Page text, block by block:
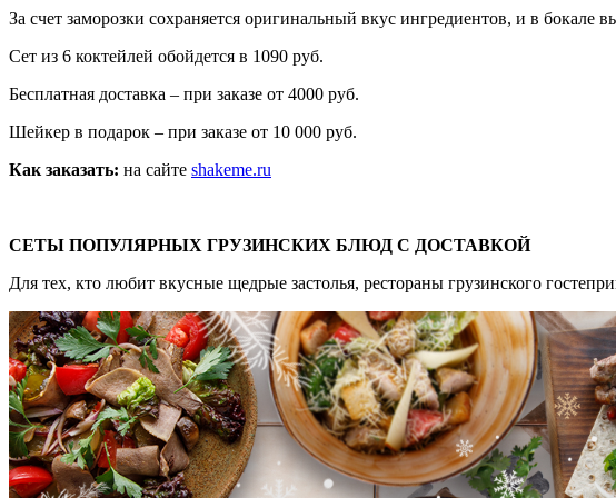
За счет заморозки сохраняется оригинальный вкус ингредиентов, и в
Сет из 6 коктейлей обойдется в 1090 руб.
Бесплатная доставка – при заказе от 4000 руб.
Шейкер в подарок – при заказе от 10 000 руб.
Как заказать: на сайте shakeme.ru
СЕТЫ ПОПУЛЯРНЫХ ГРУЗИНСКИХ БЛЮД С ДОСТАВКОЙ
Для тех, кто любит вкусные щедрые застолья, рестораны грузинского